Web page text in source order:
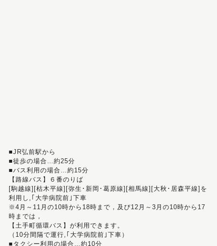
■JR弘前駅から
■徒歩の場合…約25分
■バス利用の場合…約15分
【路線バス】６番のりば
[駒越線][枯木平線][弥生･新岡･葛原線][相馬線][大秋･居森平線]を
利用し,｢大学病院前｣下車
※4月～11月の10時から18時まで，及び12月～3月の10時から17
時までは，
【土手町循環バス】が利用できます。
（10分間隔で運行,｢大学病院前｣下車）
■タクシー利用の場合…約10分